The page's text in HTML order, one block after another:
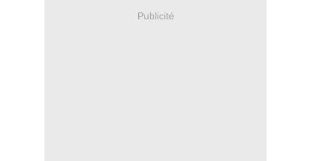
Publicité